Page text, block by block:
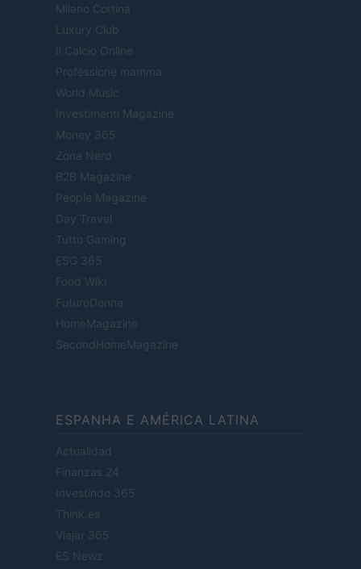
Milano Cortina
Luxury Club
Il Calcio Online
Professione mamma
World Music
Investimenti Magazine
Money 365
Zona Nerd
B2B Magazine
People Magazine
Day Travel
Tutto Gaming
ESG 365
Food Wiki
FuturoDonna
HomeMagazine
SecondHomeMagazine
ESPANHA E AMÉRICA LATINA
Actualidad
Finanzas 24
Investindo 365
Think.es
Viajar 365
ES Newz